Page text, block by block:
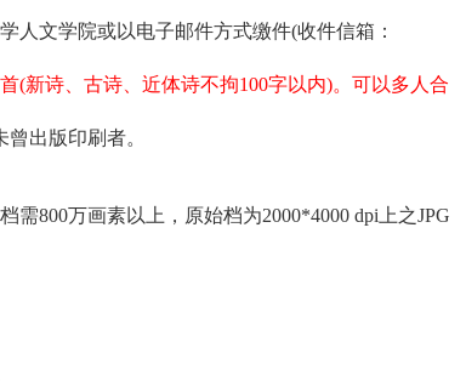
人文学院或以电子邮件方式缴件(收件信箱：
(新诗、古诗、近体诗不拘100字以内)。可以多人合
出版印刷者。
需800万画素以上，原始档为2000*4000 dpi 上之JPG